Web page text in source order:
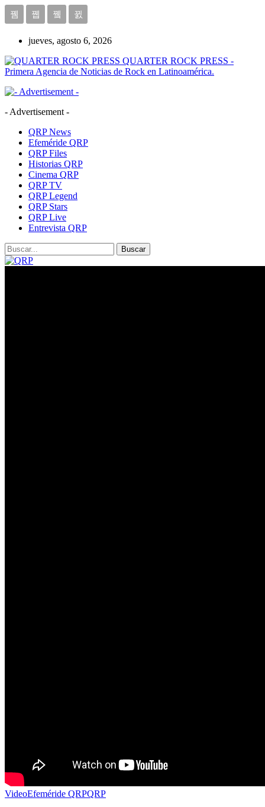
jueves, agosto 6, 2026
QUARTER ROCK PRESS -
Primera Agencia de Noticias de Rock en Latinoamérica.
- Advertisement -
QRP News
Efeméride QRP
QRP Files
Historias QRP
Cinema QRP
QRP TV
QRP Legend
QRP Stars
QRP Live
Entrevista QRP
VideoEfeméride QRPQRP